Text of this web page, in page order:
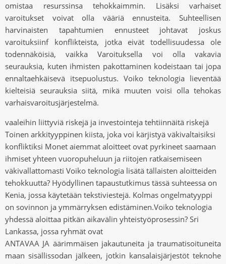
omistaa resurssinsa tehokkaimmin. Lisäksi varhaiset
varoitukset voivat olla vääriä ennusteita. Suhteellisen
harvinaisten tapahtumien ennusteet johtavat joskus
varoituksiinf konflikteista, jotka eivät todellisuudessa ole
todennäköisiä, vaikka Varoituksella voi olla vakavia
seurauksia, kuten ihmisten pakottaminen kodeistaan ​​tai jopa
ennaltaehkäisevä itsepuolustus. Voiko teknologia lieventää
kielteisiä seurauksia siitä, mikä muuten voisi olla tehokas
varhaisvaroitusjärjestelmä.
vaaleihin liittyviä riskejä ja investointeja tehtiinnäitä riskejä
Toinen arkkityyppinen kiista, joka voi kärjistyä väkivaltaisiksi
konfliktiksi Monet aiemmat aloitteet ovat pyrkineet saamaan
ihmiset yhteen vuoropuheluun ja riitojen ratkaisemiseen
väkivallattomasti Voiko teknologia lisätä tällaisten aloitteiden
tehokkuutta? Hyödyllinen tapaustutkimus tässä suhteessa on
Kenia, jossa käytetään tekstiviestejä. Kolmas ongelmatyyppi
on sovinnon ja ymmärryksen edistäminen.Voiko teknologia
yhdessä aloittaa pitkän aikavälin yhteistyöprosessin? Sri
Lankassa, jossa ryhmät ovat
ANTAVAA JA äärimmäisen jakautuneita ja traumatisoituneita
maan sisällissodan jälkeen, jotkin kansalaisjärjestöt teknohe